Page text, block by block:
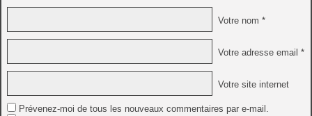
Votre nom *
Votre adresse email *
Votre site internet
Prévenez-moi de tous les nouveaux commentaires par e-mail.